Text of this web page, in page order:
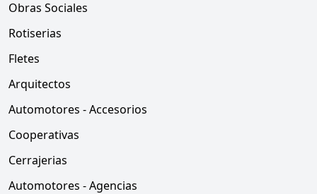
Obras Sociales
Rotiserias
Fletes
Arquitectos
Automotores - Accesorios
Cooperativas
Cerrajerias
Automotores - Agencias